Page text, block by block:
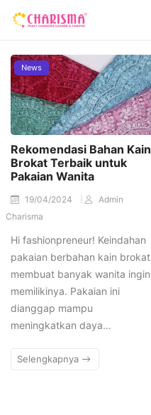
News
Rekomendasi Bahan Kain
Brokat Terbaik untuk
Pakaian Wanita
19/04/2024
Admin
Charisma
Hi fashionpreneur! Keindahan
pakaian berbahan kain brokat
membuat banyak wanita ingin
memilikinya. Pakaian ini
dianggap mampu
meningkatkan daya…
Selengkapnya